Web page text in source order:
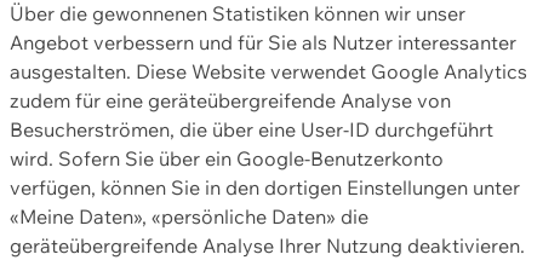
Über die gewonnenen Statistiken können wir unser
Angebot verbessern und für Sie als Nutzer interessanter
ausgestalten. Diese Website verwendet Google Analytics
zudem für eine geräteübergreifende Analyse von
Besucherströmen, die über eine User-ID durchgeführt
wird. Sofern Sie über ein Google-Benutzerkonto
verfügen, können Sie in den dortigen Einstellungen unter
«Meine Daten», «persönliche Daten» die
geräteübergreifende Analyse Ihrer Nutzung deaktivieren.